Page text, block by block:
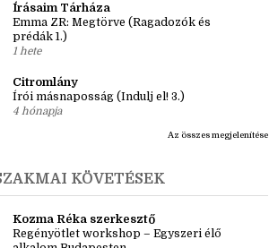
#tacskóvalazélet #lunakönyvetír
#bessenyeigábor #lunaélete
3 napja
Emma ZR: Megtörve (Ragadozók és
prédák 1.)
1 hete
4 hónapja
Az összes megjelenítése
SZAKMAI KÖVETÉSEK